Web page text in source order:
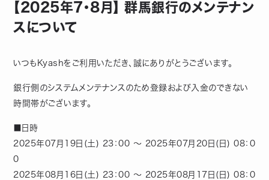
【2025年7・8月】 群馬銀行のメンテナン
スについて
いつもKyashをご利用いただき、誠にありがとうございます。
銀行側のシステムメンテナンスのため登録および入金のできない
時間帯がございます。
■日時
2025年07月19日(土) 23：00 ～ 2025年07月20日(日) 08：0
0
2025年08月16日(土) 23：00 ～ 2025年08月17日(日) 08：0